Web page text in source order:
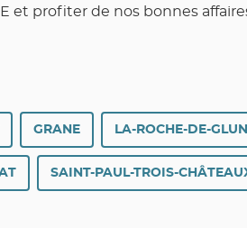
et profiter de nos bonnes
GRANE LA-ROCHE-DE-GLUN
SAINT-PAUL-TROIS-